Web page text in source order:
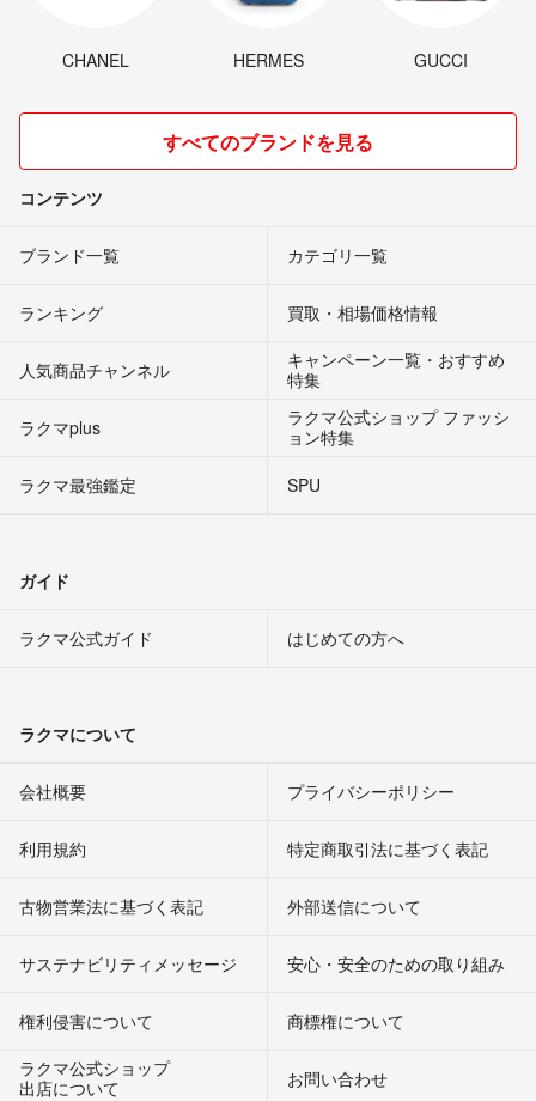
CHANEL HERMES GUCCI
すべてのブランドを見る
コンテンツ
ブランド一覧 カテゴリ一覧
ランキング 買取・相場価格情報
人気商品チャンネル
キャンペーン一覧・おすすめ
特集
ラクマplus
ラクマ公式ショップ ファッシ
ョン特集
ラクマ最強鑑定
SPU
ガイド
ラクマ公式ガイド はじめての方へ
ラクマについて
会社概要 プライバシーポリシー
利用規約 特定商取引法に基づく表記
古物営業法に基づく表記 外部送信について
サステナビリティメッセージ 安心・安全のための取り組み
権利侵害について
商標権について
ラクマ公式ショップ
出店について
お問い合わせ